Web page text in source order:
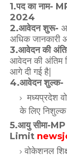
1.पद का नाम-
2024
2.आवेदन शुरू-
अधिक जानकारी
3.आवेदन की
आवेदन की अंतिम
आगे दी गई है|
4.आवेदन शुल्क-
मध्यप्रदेश
के लिए
5.आयु सीमा-
Limit
वोकेशनल